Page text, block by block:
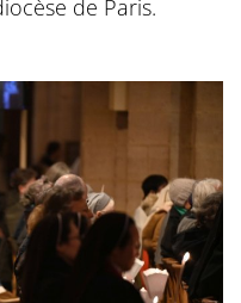
de Paris.